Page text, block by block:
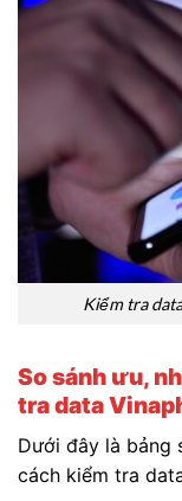
Kiểm tra
So sánh ưu,
tra data
Dưới đây là bảng
cách kiểm tra